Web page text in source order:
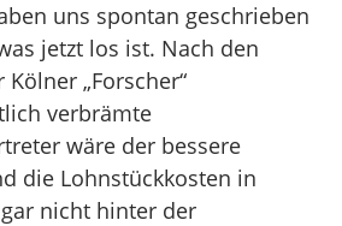
uns spontan geschrieben
jetzt los ist. Nach den
„Forscher“
verbrämte
wäre der bessere
die Lohnstückkosten in
nicht hinter der